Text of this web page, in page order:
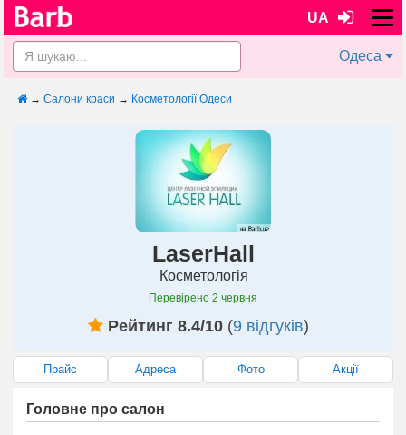
UA
Одеса
→ Салони краси → Косметології Одеси
LaserHall
Косметологія
Перевірено 2 червня
Рейтинг 8.4/10 (9 відгуків)
Прайс Адреса Фото Акції
Головне про салон